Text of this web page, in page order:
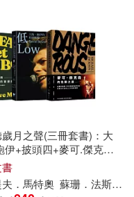
一(5)
月之聲(三冊套書)：大
伊+披頭四+麥可.傑克森
附贈3款巨星票卡貼】
夫．馬特奧 蘇珊．法斯特